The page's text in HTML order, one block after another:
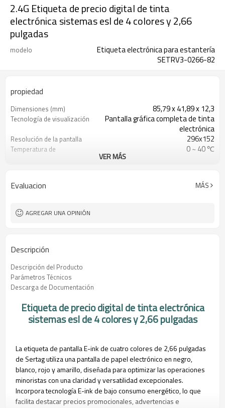
2.4G Etiqueta de precio digital de tinta
electrónica sistemas esl de 4 colores y 2,66
pulgadas
modelo
Etiqueta electrónica para estantería
SETRV3-0266-82
propiedad
Dimensiones (mm) 85,79 x 41,89 x 12,3
Tecnología de visualización
Pantalla gráfica completa de tinta
electrónica
Resolución de la pantalla 296x152
Temperatura de
0 ~ 40 ℃
A menos de 30 m (distancia abierta:
50 m)
VER MÁS
Evaluacion MÁS
AGREGAR UNA OPINIÓN
Descripción
Descripción del Producto
Parámetros Técnicos
Descarga de Documentación
Etiqueta de precio digital de tinta electrónica
sistemas esl de 4 colores y 2,66 pulgadas
La etiqueta de pantalla E-ink de cuatro colores de 2,66 pulgadas
de Sertag utiliza una pantalla de papel electrónico en negro,
blanco, rojo y amarillo, diseñada para optimizar las operaciones
minoristas con una claridad y versatilidad excepcionales.
Incorpora tecnología E-ink de bajo consumo energético, lo que
facilita destacar precios promocionales, advertencias e